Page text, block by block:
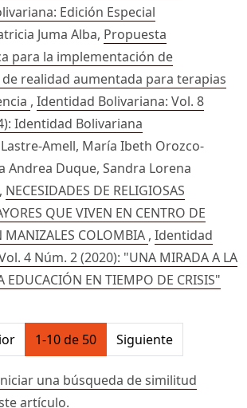
Edición Especial
Juma Alba, Propuesta
para la implementación de
realidad aumentada para terapias
, Identidad Bolivariana: Vol. 8
Identidad Bolivariana
Amell, María Ibeth Orozco-
Andrea Duque, Sandra Lorena
NECESIDADES DE RELIGIOSAS
QUE VIVEN EN CENTRO DE
MANIZALES COLOMBIA , Identidad
4 Núm. 2 (2020): "UNA MIRADA A LA
EDUCACIÓN EN TIEMPO DE CRISIS"
1-10 de 50 Siguiente
una búsqueda de similitud
artículo.